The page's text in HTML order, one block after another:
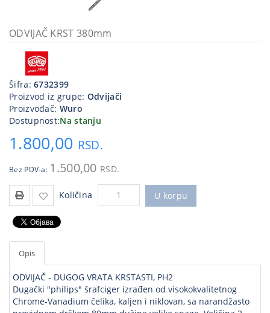
priključci
Kućna
tehnika
Poslovna
oprema,računari
Strujni
program
ODVIJAČ KRST 380mm
Šifra:6732399
Proizvod iz grupe: Odvijači
Proizvođač: Wuro
Dostupnost:Na stanju
1.800,00 RSD.
Bez PDV-a: 1.500,00 RSD.
Količina U korpu
Opis
ODVIJAČ - DUGOG VRATA KRSTASTI, PH2
Dugački "philips" šrafciger izrađen od visokokvalitetnog
Chrome-Vanadium čelika, kaljen i niklovan, sa narandžasto